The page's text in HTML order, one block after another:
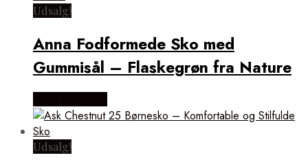
Udsalg!
Anna Fodformede Sko med
Gummisål – Flaskegrøn fra Nature
Udsalg!